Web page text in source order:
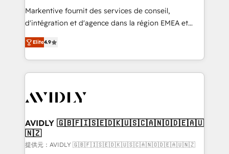
Build high-performing websites with UX, messaging,
& conversion strategy that drive results. 🤖AI
AI, & maximize AEO with tailored AI services. 🧩
Integrations: Extend HubSpot with custom
Markentive fournit des services de conseil,
d'intégration et d'agence dans la région EMEA et
North America. Avec plus de 115 experts en
marketing automation, Growth, Revops, CRM et
webdesign. Markentive is both a consulting firm, a
digital agency and an integrator. With over 115
CRM and webdesign (We focus on EMEA - USA
Elite4.9
AVIDLY 🇬🇧🇫🇮🇸🇪🇩🇰🇺🇸🇨🇦🇳🇴🇩🇪🇦🇺
🇳🇿
提供元：AVIDLY 🇬🇧🇫🇮🇸🇪🇩🇰🇺🇸🇨🇦🇳🇴🇩🇪🇦🇺🇳🇿